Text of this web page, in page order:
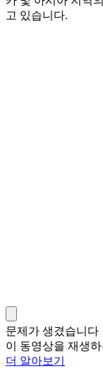
고 있습니다.
문제가 생겼습니다
이 동영상을 재생
더 알아보기